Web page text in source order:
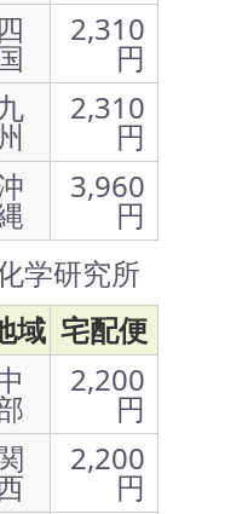
四 2,310
円
2,310
円
3,960
円
学研究所
域 宅配便
2,200
円
2,200
円